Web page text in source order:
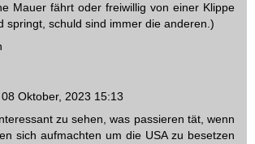
Mauer fährt oder freiwillig von einer Klippe
springt, schuld sind immer die anderen.)
08 Oktober, 2023 15:13
zu sehen, was passieren tät, wenn
sich aufmachten um die USA zu besetzen